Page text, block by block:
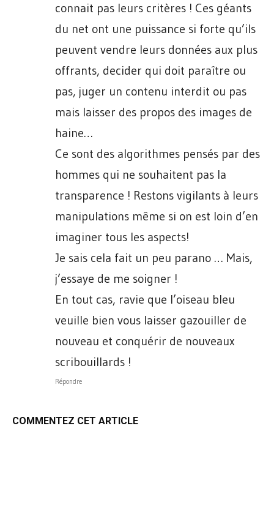
connait pas leurs critères ! Ces géants
du net ont une puissance si forte qu’ils
peuvent vendre leurs données aux plus
offrants, decider qui doit paraître ou
pas, juger un contenu interdit ou pas
mais laisser des propos des images de
haine…
Ce sont des algorithmes pensés par des
hommes qui ne souhaitent pas la
transparence ! Restons vigilants à leurs
manipulations même si on est loin d’en
imaginer tous les aspects!
Je sais cela fait un peu parano … Mais,
j’essaye de me soigner !
En tout cas, ravie que l’oiseau bleu
veuille bien vous laisser gazouiller de
nouveau et conquérir de nouveaux
scribouillards !
Répondre
COMMENTEZ CET ARTICLE